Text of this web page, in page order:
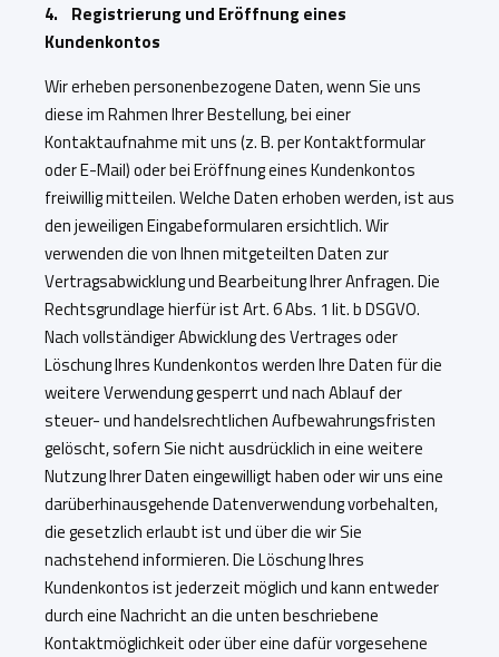
4. Registrierung und Eröffnung eines
Kundenkontos
Wir erheben personenbezogene Daten, wenn Sie uns
diese im Rahmen Ihrer Bestellung, bei einer
Kontaktaufnahme mit uns (z. B. per Kontaktformular
oder E-Mail) oder bei Eröffnung eines Kundenkontos
freiwillig mitteilen. Welche Daten erhoben werden, ist aus
den jeweiligen Eingabeformularen ersichtlich. Wir
verwenden die von Ihnen mitgeteilten Daten zur
Vertragsabwicklung und Bearbeitung Ihrer Anfragen. Die
Rechtsgrundlage hierfür ist Art. 6 Abs. 1 lit. b DSGVO.
Nach vollständiger Abwicklung des Vertrages oder
Löschung Ihres Kundenkontos werden Ihre Daten für die
weitere Verwendung gesperrt und nach Ablauf der
steuer- und handelsrechtlichen Aufbewahrungsfristen
gelöscht, sofern Sie nicht ausdrücklich in eine weitere
Nutzung Ihrer Daten eingewilligt haben oder wir uns eine
darüberhinausgehende Datenverwendung vorbehalten,
die gesetzlich erlaubt ist und über die wir Sie
nachstehend informieren. Die Löschung Ihres
Kundenkontos ist jederzeit möglich und kann entweder
durch eine Nachricht an die unten beschriebene
Kontaktmöglichkeit oder über eine dafür vorgesehene